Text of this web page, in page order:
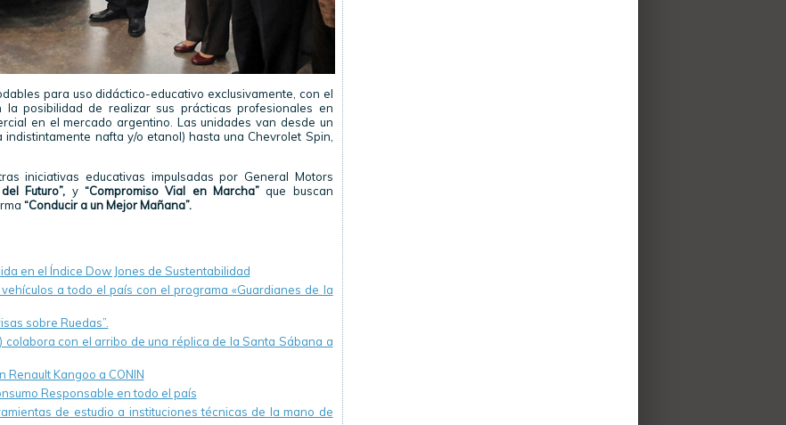
para uso didáctico-educativo exclusivamente, con el
posibilidad de realizar sus prácticas profesionales en
en el mercado argentino. Las unidades van desde un
nafta y/o etanol) hasta una Chevrolet Spin,
iniciativas educativas impulsadas por General Motors
Futuro”, y “Compromiso Vial en Marcha”que buscan
“Conducir a un Mejor Mañana”.
en el Índice Dow Jones de Sustentabilidad
a todo el país con el programa «Guardianes de la
sobre Ruedas”.
colabora con el arribo de una réplica de la Santa Sábana a
Renault Kangoo a CONIN
Responsable en todo el país
de estudio a instituciones técnicas de la mano de